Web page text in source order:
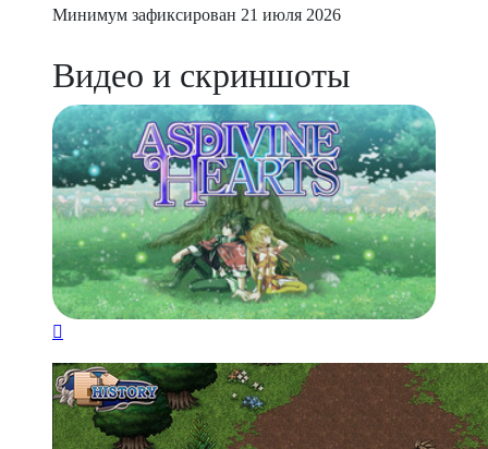
Минимум зафиксирован 21 июля 2026
Видео и скриншоты